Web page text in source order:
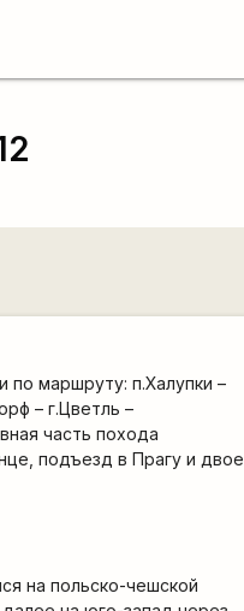
по маршруту: п.Халупки –
– г.Цветль –
часть похода
подъезд в Прагу и двое
на польско-чешской